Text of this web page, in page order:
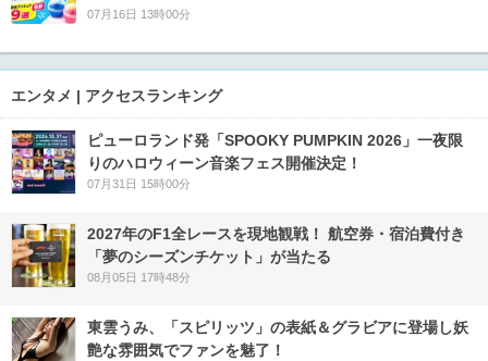
07月16日 13時00分
エンタメ | アクセスランキング
ピューロランド発「SPOOKY PUMPKIN 2026」一夜限
りのハロウィーン音楽フェス開催決定！
07月31日 15時00分
2027年のF1全レースを現地観戦！ 航空券・宿泊費付き
「夢のシーズンチケット」が当たる
08月05日 17時48分
東雲うみ、「スピリッツ」の表紙＆グラビアに登場し妖
艶な雰囲気でファンを魅了！